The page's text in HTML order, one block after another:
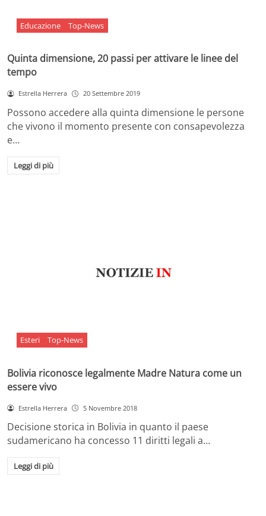
Educazione Top-News
Quinta dimensione, 20 passi per attivare le linee del
tempo
Estrella Herrera 20 Settembre 2019
Possono accedere alla quinta dimensione le persone
che vivono il momento presente con consapevolezza
e…
Leggi di più
Esteri Top-News
Bolivia riconosce legalmente Madre Natura come un
essere vivo
Estrella Herrera 5 Novembre 2018
Decisione storica in Bolivia in quanto il paese
sudamericano ha concesso 11 diritti legali a…
Leggi di più